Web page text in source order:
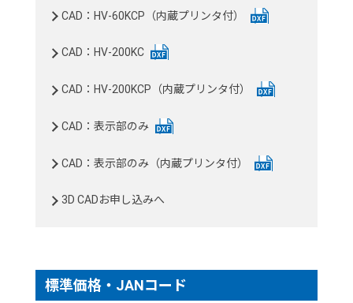
CAD：HV-60KCP（内蔵プリンタ付）
CAD：HV-200KC
CAD：HV-200KCP（内蔵プリンタ付）
CAD：表示部のみ
CAD：表示部のみ（内蔵プリンタ付）
3D CADお申し込みへ
標準価格・JANコード